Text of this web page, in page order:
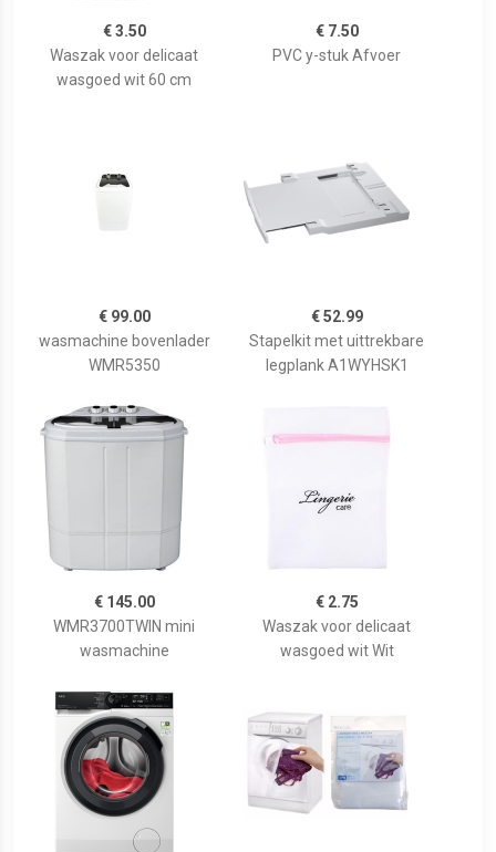
€ 3.50
Waszak voor delicaat
wasgoed wit 60 cm
€ 7.50
PVC y-stuk Afvoer
€ 99.00
wasmachine bovenlader
WMR5350
€ 52.99
Stapelkit met uittrekbare
legplank A1WYHSK1
€ 145.00
WMR3700TWIN mini
wasmachine
€ 2.75
Waszak voor delicaat
wasgoed wit Wit